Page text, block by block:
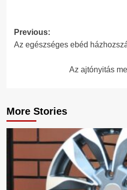
Post
navigation
Previous:
Az egészséges ebéd
Az ajtónyitás
More Stories